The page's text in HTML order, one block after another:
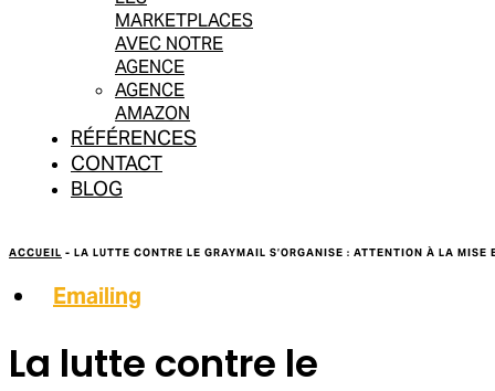
MARKETPLACES
AVEC NOTRE
AGENCE
AGENCE
AMAZON
RÉFÉRENCES
CONTACT
BLOG
ACCUEIL - LA LUTTE CONTRE LE GRAYMAIL S’ORGANISE : ATTENTION À LA MISE
Emailing
La lutte contre le